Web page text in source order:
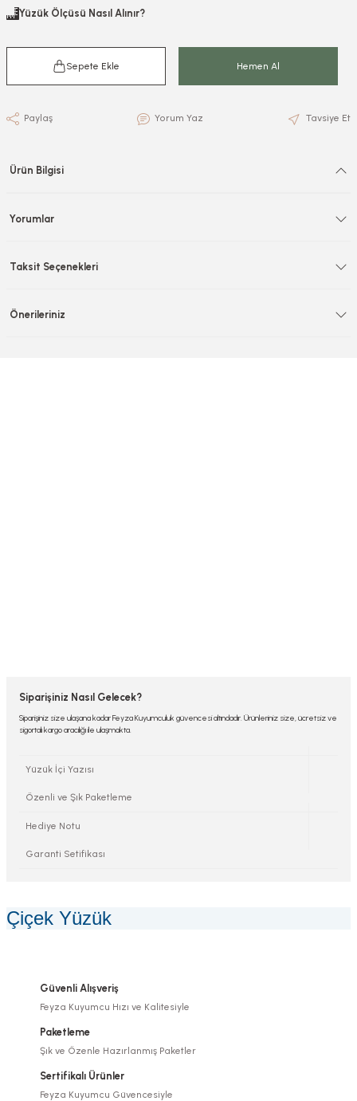
Yüzük Ölçüsü Nasıl Alınır?
Sepete Ekle Hemen Al
Yorum Yaz Tavsiye Et
Paylaş
Ürün Bilgisi
Yorumlar
Taksit Seçenekleri
Önerileriniz
Siparişiniz Nasıl Gelecek?
Siparişiniz size ulaşana kadar Feyza Kuyumculuk güvencesi altındadır. Ürünleriniz size, ücretsiz ve
sigortalı kargo aracılığı ile ulaşmakta.
Yüzük İçi Yazısı
Özenli ve Şık Paketleme
Hediye Notu
Garanti Setifikası
Çiçek Yüzük
Güvenli Alışveriş
Feyza Kuyumcu Hızı ve Kalitesiyle
Paketleme
Şık ve Özenle Hazırlanmış Paketler
Sertifikalı Ürünler
Feyza Kuyumcu Güvencesiyle